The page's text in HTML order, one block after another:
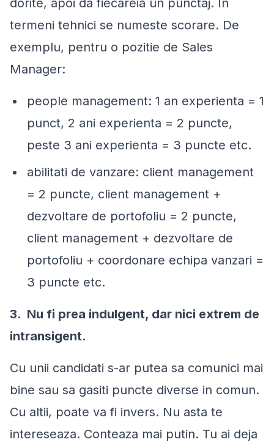
dorite, apoi da fiecareia un punctaj. In
termeni tehnici se numeste scorare. De
exemplu, pentru o pozitie de Sales
Manager:
people management: 1 an experienta = 1
punct, 2 ani experienta = 2 puncte,
peste 3 ani experienta = 3 puncte etc.
abilitati de vanzare: client management
= 2 puncte, client management +
dezvoltare de portofoliu = 2 puncte,
client management + dezvoltare de
portofoliu + coordonare echipa vanzari =
3 puncte etc.
3. Nu fi prea indulgent, dar nici extrem de
intransigent.
Cu unii candidati s-ar putea sa comunici mai
bine sau sa gasiti puncte diverse in comun.
Cu altii, poate va fi invers. Nu asta te
intereseaza. Conteaza mai putin. Tu ai deja